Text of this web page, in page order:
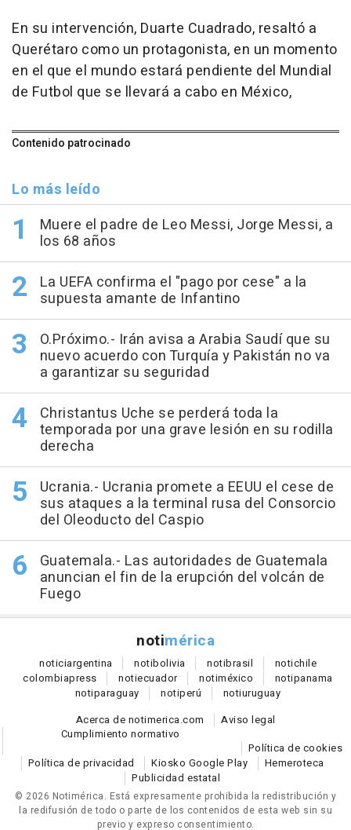
En su intervención, Duarte Cuadrado, resaltó a
Querétaro como un protagonista, en un momento
en el que el mundo estará pendiente del Mundial
de Futbol que se llevará a cabo en México,
Contenido patrocinado
Lo más leído
Muere el padre de Leo Messi, Jorge Messi, a
los 68 años
La UEFA confirma el "pago por cese" a la
supuesta amante de Infantino
O.Próximo.- Irán avisa a Arabia Saudí que su
nuevo acuerdo con Turquía y Pakistán no va
a garantizar su seguridad
Christantus Uche se perderá toda la
temporada por una grave lesión en su rodilla
derecha
Ucrania.- Ucrania promete a EEUU el cese de
sus ataques a la terminal rusa del Consorcio
del Oleoducto del Caspio
Guatemala.- Las autoridades de Guatemala
anuncian el fin de la erupción del volcán de
Fuego
notimérica
noticiargentina notibolivia notibrasil notichile
colombiapress notiecuador notiméxico notipanama
notiparaguay notiperú notiuruguay
Acerca de notimerica.com
Aviso legal
Cumplimiento normativo
Política de cookies
Política de privacidad
Kiosko Google Play
Hemeroteca
Publicidad estatal
© 2026 Notimérica. Está expresamente prohibida la redistribución y
la redifusión de todo o parte de los contenidos de esta web sin su
previo y expreso consentimiento.